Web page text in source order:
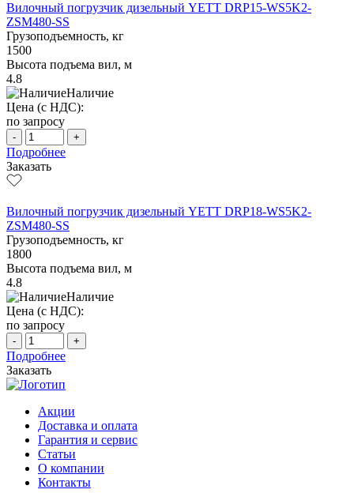
Вилочный погрузчик дизельный YETT DRP15-WS5K2-
ZSM480-SS
Грузоподъемность, кг
1500
Высота подъема вил, м
4.8
Наличие
Цена (с НДС):
по запросу
- +
Подробнее
Заказать
Вилочный погрузчик дизельный YETT DRP18-WS5K2-
ZSM480-SS
Грузоподъемность, кг
1800
Высота подъема вил, м
4.8
Наличие
Цена (с НДС):
по запросу
- +
Подробнее
Заказать
Акции
Доставка и оплата
Гарантия и сервис
Статьи
О компании
Контакты